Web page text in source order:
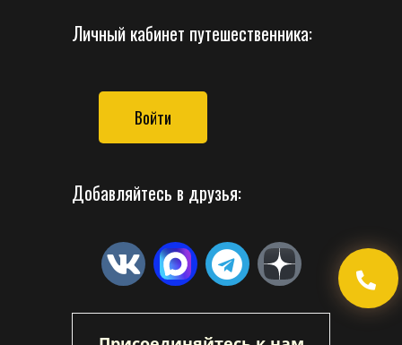
Личный кабинет путешественника:
Войти
Добавляйтесь в друзья: